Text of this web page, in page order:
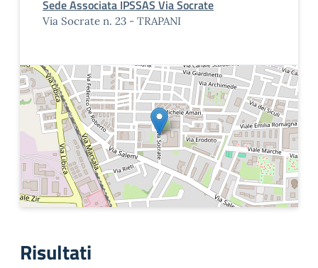
Sede Associata IPSSAS Via Socrate
Via Socrate n. 23 - TRAPANI
Risultati